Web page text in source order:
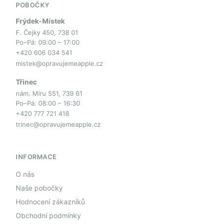
POBOČKY
Frýdek-Místek
F. Čejky 450, 738 01
Po–Pá: 09:00 – 17:00
+420 606 034 541
mistek@opravujemeapple.cz
Třinec
nám. Míru 551, 739 61
Po–Pá: 08:00 – 16:30
+420 777 721 418
trinec@opravujemeapple.cz
INFORMACE
O nás
Naše pobočky
Hodnocení zákazníků
Obchodní podmínky